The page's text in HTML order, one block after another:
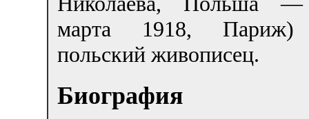
марта 1918,
польский живописец.
Биография